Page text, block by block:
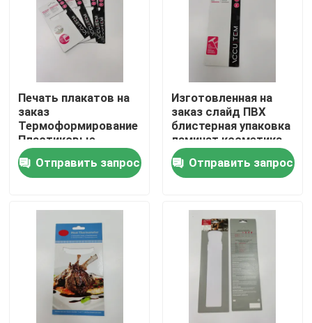
Продукция
О Компании
Наша фабрика
контроль качества
контактные данные
Печать плакатов на
заказ
Термоформирование
Пластиковые
пузырьки Карточная
упаковка для
макияжа Эластичная
Отправить запрос
Изготовленная на
заказ слайд ПВХ
блистерная упаковка
ламинат косметика
блистерная упаковка
Отправить запрос